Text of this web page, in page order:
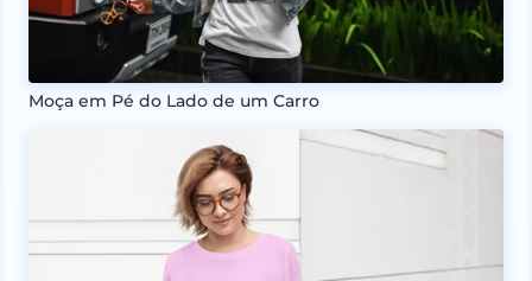
Moça em Pé do Lado de um Carro